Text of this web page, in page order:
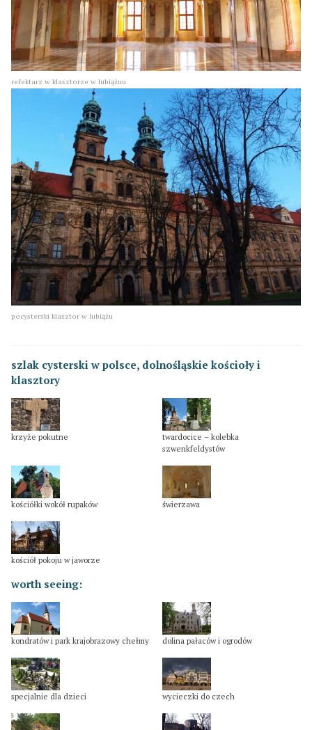
refektarz w klasztorze w lubiążuu
pocysterski klasztor w lubiążu
szlak cysterski w polsce, dolnośląskie kościoły i
klasztory
krzyże pokutne
twardocice – kolebka
szwenkfeldystów
kościółki wokół rupaków świerzawa
kościół pokoju w jaworze
worth seeing:
kondratów i park krajobrazowy chełmy dolina pałaców i ogrodów
specjalnie dla dzieci wycieczki do czech